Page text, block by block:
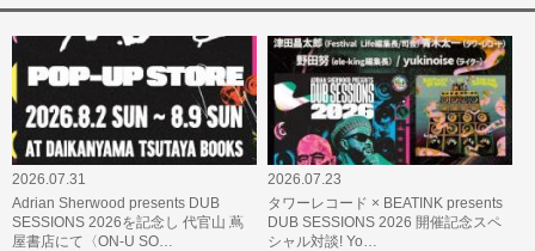
2026.07.31
Adrian Sherwood presents DUB
SESSIONS 2026を記念し 代官山 蔦
屋書店にて〈ON-U SO…
2026.07.23
タワーレコード × BEATINK presents
DUB SESSIONS 2026 開催記念スペ
シャル対談! Yo…